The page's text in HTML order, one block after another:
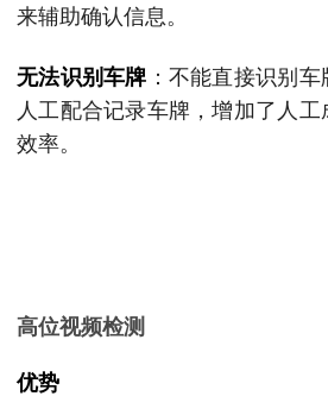
来辅助确认信息。
无法识别车牌 ：不能直接识别
人工配合记录车牌，增加了人
效率。
高位视频检测
优势